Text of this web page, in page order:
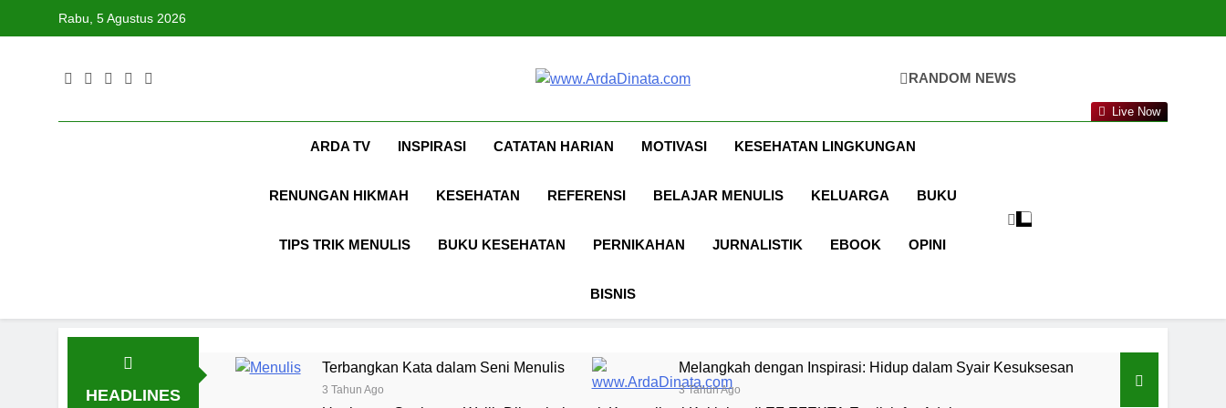
Rabu, 5 Agustus 2026
Www.ArdaDinata.com
RANDOM NEWS
Live Now
ARDA TV INSPIRASI CATATAN HARIAN MOTIVASI KESEHATAN LINGKUNGAN
RENUNGAN HIKMAH KESEHATAN REFERENSI BELAJAR MENULIS KELUARGA BUKU
TIPS TRIK MENULIS BUKU KESEHATAN PERNIKAHAN JURNALISTIK EBOOK OPINI
BISNIS
HEADLINES
Terbangkan Kata dalam Seni Menulis
3 Tahun Ago
Melangkah dengan Inspirasi: Hidup dalam Syair Kesuksesan
3 Tahun Ago